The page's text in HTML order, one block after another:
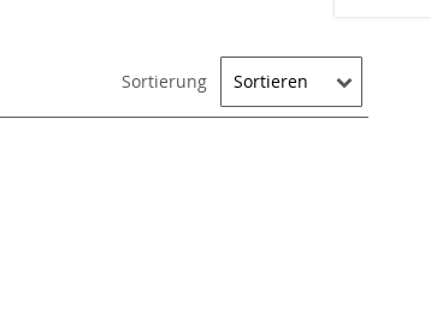
Sortierung